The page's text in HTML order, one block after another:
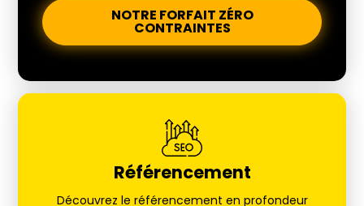
NOTRE FORFAIT ZÉRO
CONTRAINTES
Référencement
Découvrez le référencement en profondeur